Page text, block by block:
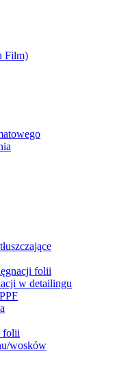
Film)
folii
w detailingu
folii
wosków